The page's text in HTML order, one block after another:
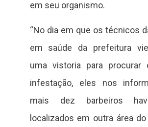
em seu organismo.
“No dia em que os técnicos
em saúde da prefeitura
uma vistoria para
infestação, eles nos
mais dez barbeiros
localizados em outra área